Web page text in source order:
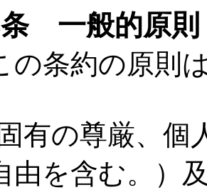
一般的原則
条約の原則
有の尊厳、個
由を含む。）